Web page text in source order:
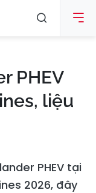
PHEV
liệu
PHEV tại
2026, đây